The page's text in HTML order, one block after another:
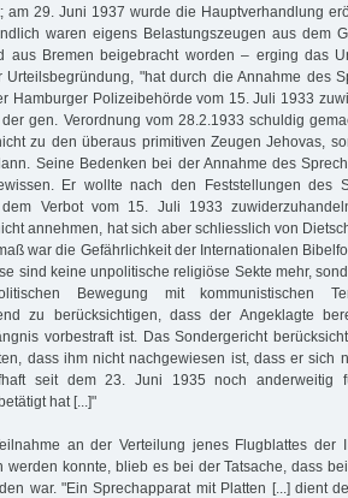
am 29. Juni 1937 wurde die Hauptverhandlung
waren eigens Belastungszeugen aus dem
aus Bremen beigebracht worden – erging das
"hat durch die Annahme des
Hamburger Polizeibehörde vom 15. Juli 1933
gen. Verordnung vom 28.2.1933 schuldig
zu den überaus primitiven Zeugen Jehovas,
Seine Bedenken bei der Annahme des
Er wollte nach den Feststellungen des
dem Verbot vom 15. Juli 1933
annehmen, hat sich aber schliesslich von
war die Gefährlichkeit der Internationalen
sind keine unpolitische religiöse Sekte mehr,
Bewegung mit kommunistischen
zu berücksichtigen, dass der Angeklagte
vorbestraft ist. Das Sondergericht
dass ihm nicht nachgewiesen ist, dass er sich
seit dem 23. Juni 1935 noch anderweitig
hat [...]"
an der Verteilung jenes Flugblattes der
werden konnte, blieb es bei der Tatsache, dass
war. "Ein Sprechapparat mit Platten [...] dient